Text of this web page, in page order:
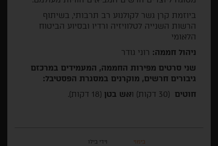
ביוזמת קרן גשר לקולנוע רב תרבותי, בשיתוף
הרשות השנייה לטלוויזיה ורדיו ובסיוע הביטוח
הלאומי
ניהול חממה: רוני גודר
שני סרטים מפירות החממה, המעמידים במרכזם
גיבורים חרשים, מוקרנים במסגרת הפסטיבל:
חוטים (30 דקות) ו אש בטן (18 דקות).
בימוי וידי בילו